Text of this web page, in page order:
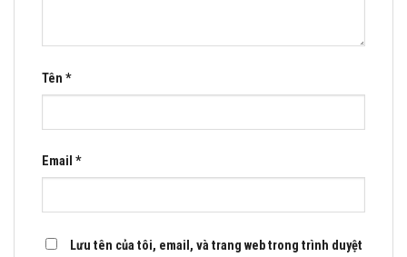
Tên *
Email *
Lưu tên của tôi, email, và trang web trong trình duyệt